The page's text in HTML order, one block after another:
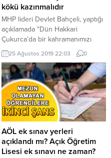
kökü kazınmalıdır
MHP lideri Devlet Bahçeli, yaptığı
açıklamada "Dün Hakkari
Çukurca’da bir kahramanımızı
şehit verdik. Bugün de, Irak’ın
Kuzeyinde devam eden Pençe-3
Harekâtı kapsamında üç
kahramanımız şehit düştü, yedi
kahramanımız da yaralandı. Acımız
büyük olsa da, hiçbir ihtimali
ağırdan almamalıyız, kararlılığımızı
tartışmaya açmamalıyız. Terörün
kökü kazınmalıdır" dedi.
25 Ağustos 2019 22:03 0
AÖL ek sınav yerleri
açıklandı mı? Açık Öğretim
Lisesi ek sınavı ne zaman?